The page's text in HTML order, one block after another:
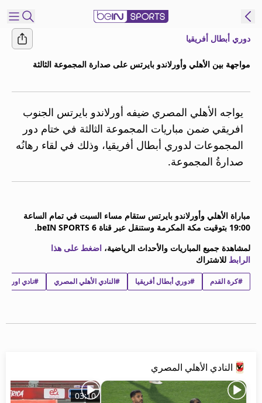
النسخة
MENA
إدارة
التنبيهات
النشرة
الإخبارية
اتصل بنا
beIN CONNECT
beIN MEDIA GROUP
ترددات beIN SPORTS
دوري أبطال أفريقيا
مواجهة بين الأهلي وأورلاندو بايرتس على صدارة المجموعة الثالثة
يواجه الأهلي المصري ضيفه أورلاندو بايرتس الجنوب
افريقي ضمن مباريات المجموعة الثالثة في ختام دور
المجموعات لدوري أبطال أفريقيا، وذلك في لقاء رهانُه
صدارةُ المجموعة.
مباراة الأهلي وأورلاندو بايرتس ستقام مساء السبت في تمام الساعة
19:00 بتوقيت مكة المكرمة وستنقل عبر قناة beIN SPORTS 6.
لمشاهدة جميع المباريات والأحداث الرياضية، اضغط على هذا
الرابط للاشتراك
#كرة القدم #دوري أبطال أفريقيا #النادي الأهلي المصري #نادي
النادي الأهلي المصري
03:10